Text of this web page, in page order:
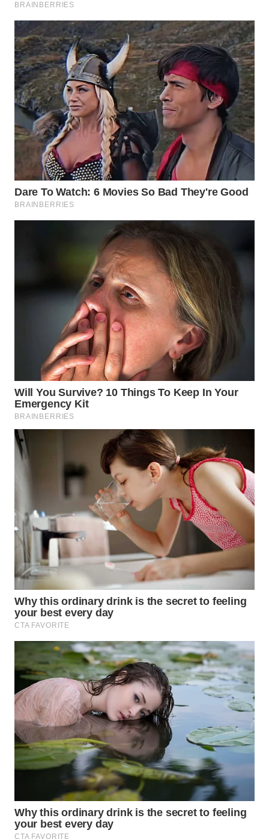
WN
LANGKAT
WN
TAPANULI
SELATAN
WN
TANJUNG
LESUNG
WN
KARO
WN
SIMALUNGUN
WN DELI
SERDANG
WN
TEBING
KARAWANG
WN
BEKASI
WN
BOGOR
DEPOK
WN
TAPANULI
UTARA
SAMOSIR
LAWAS